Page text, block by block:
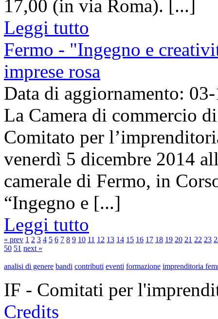
17,00 (in via Roma). [...]
Leggi tutto
Fermo - "Ingegno e
imprese rosa
Data di aggiornamento:
La Camera di commercio
Comitato per
venerdì 5 dicembre 2014
camerale di Fermo, in
“Ingegno e [...]
Leggi tutto
« prev 1 2 3 4 5 6 7 8 9 10 11 12 13 14 15 16 17 18 19 20 21 22 23
50 51 next »
analisi di genere bandi contributi eventi formazione imprenditoria
IF - Comitati per
Credits